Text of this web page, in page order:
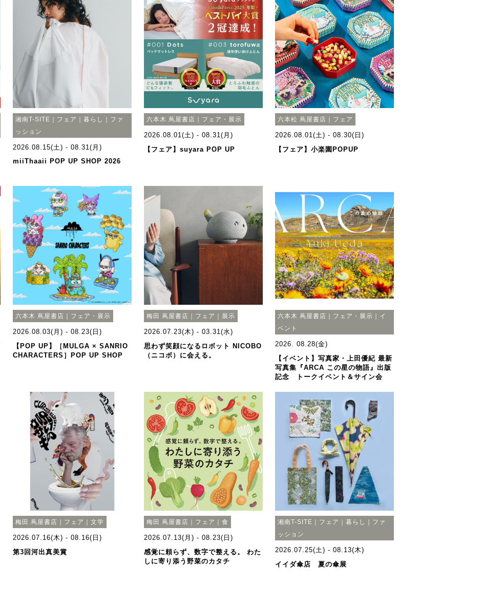
湘南T-SITE｜フェア｜暮らし｜ファ
ッション
2026.08.15(土) - 08.31(月)
miiThaaii POP UP SHOP 2026
六本木 蔦屋書店｜フェア・展示
2026.08.01(土) - 08.31(月)
【フェア】suyara POP UP
六本松 蔦屋書店｜フェア
2026.08.01(土) - 08.30(日)
【フェア】小楽園POPUP
六本木 蔦屋書店｜フェア・展示
2026.08.03(月) - 08.23(日)
【POP UP】［MULGA × SANRIO
CHARACTERS］POP UP SHOP
梅田 蔦屋書店｜フェア｜展示
2026.07.23(木) - 03.31(水)
思わず笑顔になるロボット NICOBO
（ニコボ）に会える。
六本木 蔦屋書店｜フェア・展示｜イ
ベント
2026. 08.28(金)
【イベント】写真家・上田優紀 最新
写真集『ARCA この星の物語』出版
記念 トークイベント＆サイン会
梅田 蔦屋書店｜フェア｜文学
2026.07.16(木) - 08.16(日)
第3回河出真美賞
梅田 蔦屋書店｜フェア｜食
2026.07.13(月) - 08.23(日)
感覚に頼らず、数字で整える。 わた
しに寄り添う野菜のカタチ
湘南T-SITE｜フェア｜暮らし｜ファ
ッション
2026.07.25(土) - 08.13(木)
イイダ傘店 夏の傘展